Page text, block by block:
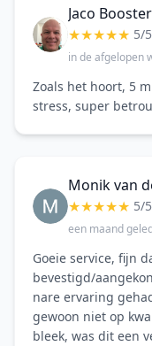
Jaco Booster
★★★★★ 5/5
in de afgelopen
Zoals het hoort, 5
stress, super
Monik van
★★★★★ 5/5
een maand
Goeie service, fijn
bevestigd/
nare ervaring
gewoon niet op
bleek, was dit een